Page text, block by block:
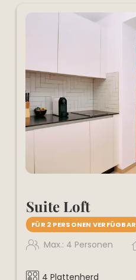
Suite Loft
FÜR 2 PERSONEN VERFÜGBAR
Max.: 4 Personen
4 Plattenherd